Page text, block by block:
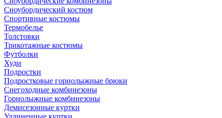
Сноубордический костюм
Спортивные костюмы
Термобелье
Толстовки
Трикотажные костюмы
Футболки
Худи
Подростки
Подростковые горнолыжные брюки
Снегоходные комбинезоны
Горнолыжные комбинезоны
Демисезонные куртки
Удлиненные куртки